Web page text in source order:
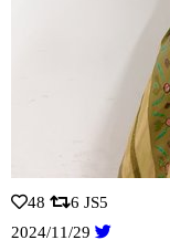
48 6 JS5
2024/11/29